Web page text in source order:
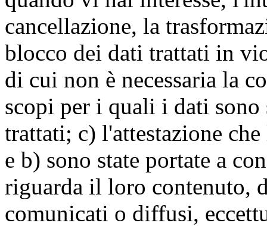
cancellazione, la
blocco dei dati trattati in
di cui non è necessaria la
scopi per i quali i dati sono
trattati; c) l'attestazione
e b) sono state portate a
riguarda il loro contenuto,
comunicati o diffusi,